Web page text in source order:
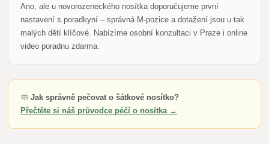
Ano, ale u novorozeneckého nosítka doporučujeme první
nastavení s poradkyní – správná M-pozice a dotažení jsou u tak
malých dětí klíčové. Nabízíme osobní konzultaci v Praze i online
video poradnu zdarma.
🧼Jak správně pečovat o šátkové nosítko?
Přečtěte si náš průvodce péčí o nosítka →